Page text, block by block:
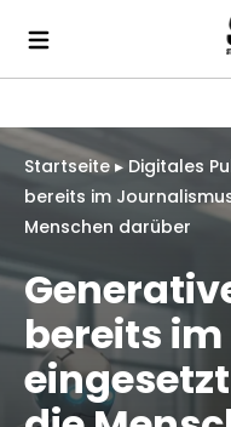
Startseite▸ Digitales
bereits im
Menschen darüber
bereits